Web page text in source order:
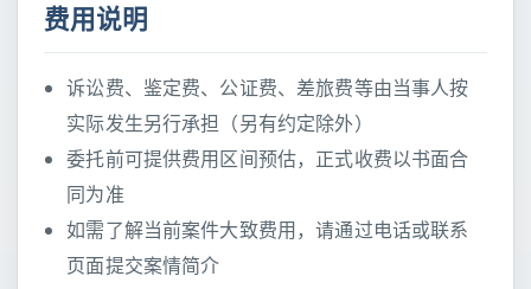
费用说明
诉讼费、鉴定费、公证费、差旅费等由当事人按
实际发生另行承担（另有约定除外）
委托前可提供费用区间预估，正式收费以书面合
同为准
如需了解当前案件大致费用，请通过电话或联系
页面提交案情简介